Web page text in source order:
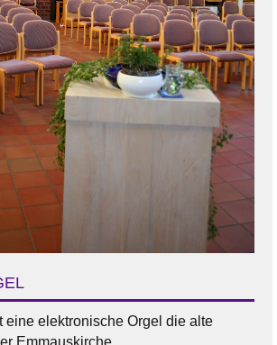
eine elektronische Orgel die alte